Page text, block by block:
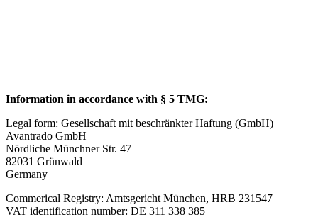
Information in accordance with § 5 TMG:
Legal form: Gesellschaft mit beschränkter Haftung (GmbH)
Avantrado GmbH
Nördliche Münchner Str. 47
82031 Grünwald
Germany
Commerical Registry: Amtsgericht München, HRB 231547
VAT identification number: DE 311 338 385